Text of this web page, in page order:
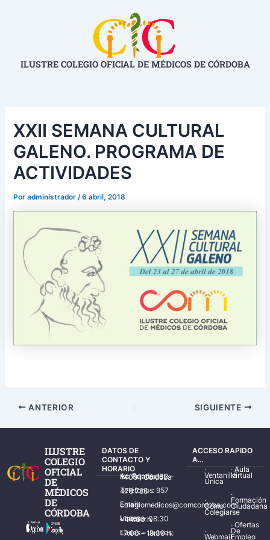
ILUSTRE COLEGIO OFICIAL DE MÉDICOS DE CÓRDOBA
XXII SEMANA CULTURAL
GALENO. PROGRAMA DE
ACTIVIDADES
Poradministrador /6 abril, 2018
ANTERIOR SIGUIENTE
ILUSTRE
COLEGIO
OFICIAL
DE
MÉDICOS
DE
CÓRDOBA
DATOS DE
CONTACTO Y
HORARIO
Av. Ronda de los Tejares, 32 – 14001 Córdoba
Teléfonos: 957 478 785
Email: colegiomedicos@comcordoba.com
Lunes – Viernes: 08:30 – 14:30 h.
Lunes – Jueves: 17:00 – 19:30 h.
ACCESO RAPIDO
A...
·
Ventanilla
Única
·
Cómo
Colegiarse
·
Webmail
·Aula
Virtual
·
Formación
Ciudadana
·Ofertas
De
Empleo